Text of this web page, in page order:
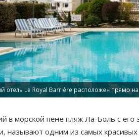
отель Le Royal Barrière расположен прямо
в морской пене пляж Ла-Боль с
называют одним из самых